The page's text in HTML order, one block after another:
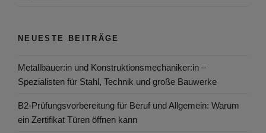
NEUESTE BEITRÄGE
Metallbauer:in und Konstruktionsmechaniker:in –
Spezialisten für Stahl, Technik und große Bauwerke
B2-Prüfungsvorbereitung für Beruf und Allgemein: Warum
ein Zertifikat Türen öffnen kann